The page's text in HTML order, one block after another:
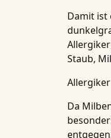
Damit ist
Allergiker
Staub,
Da